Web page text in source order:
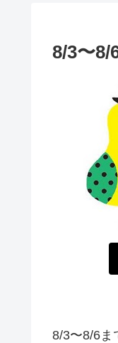
8/3〜8/
8/3〜8/6ま